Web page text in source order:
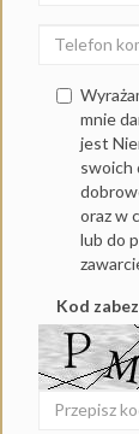
mnie
jest
swoich
oraz w
lub do
Kod